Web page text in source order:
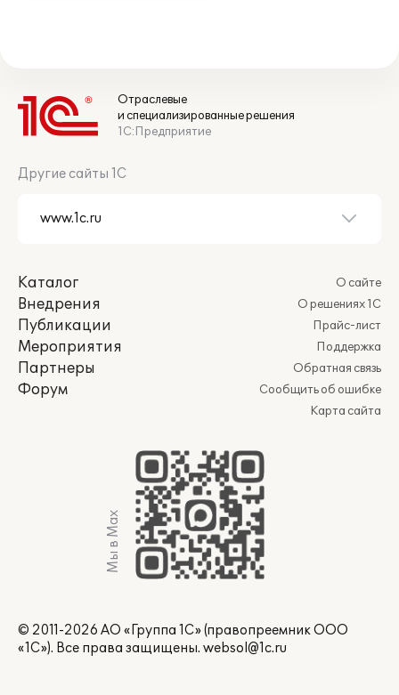
Отраслевые
и специализированные решения
1С:Предприятие
Другие сайты 1С
Каталог
Внедрения
Публикации
Мероприятия
Партнеры
Форум
О сайте
О решениях 1С
Прайс-лист
Поддержка
Обратная связь
Сообщить об ошибке
Карта сайта
Мы в Max
© 2011-2026 АО «Группа 1С» (правопреемник ООО
«1С»). Все права защищены. websol@1c.ru